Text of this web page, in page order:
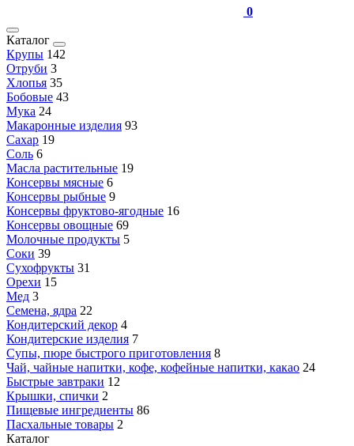
0
Каталог
Крупы 142
Отруби 3
Хлопья 35
Бобовые 43
Мука 24
Макаронные изделия 93
Сахар 19
Соль 6
Масла растительные 19
Консервы мясные 6
Консервы рыбные 9
Консервы фруктово-ягодные 16
Консервы овощные 69
Молочные продукты 5
Соки 39
Сухофрукты 31
Орехи 15
Мед 3
Семена, ядра 22
Кондитерский декор 4
Кондитерские изделия 7
Супы, пюре быстрого приготовления 8
Чай, чайные напитки, кофе, кофейные напитки, какао 24
Быстрые завтраки 12
Крышки, спички 2
Пищевые ингредиенты 86
Пасхальные товары 2
Каталог